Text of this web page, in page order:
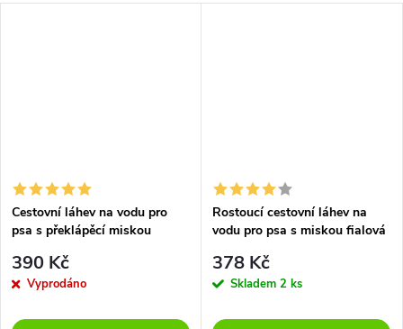
Cestovní láhev na vodu pro
psa s překlápěcí miskou
390 Kč
Vyprodáno
Rostoucí cestovní láhev na
vodu pro psa s miskou fialová
378 Kč
Skladem 2 ks